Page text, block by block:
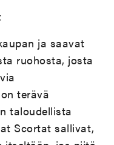
ja saavat
ruohosta, josta
terävä
taloudellista
Scortat sallivat,